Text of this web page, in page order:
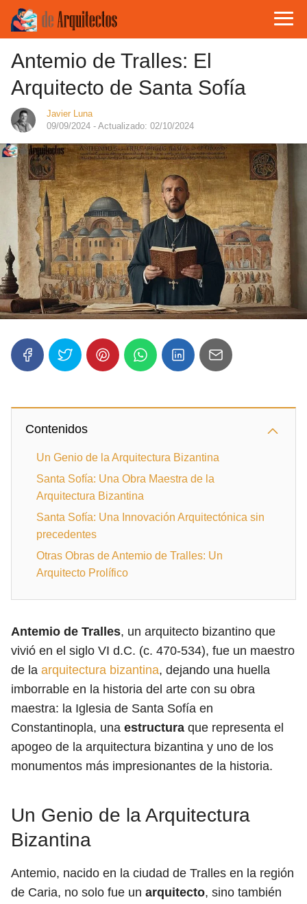
Antemio de Tralles: El
Arquitecto de Santa Sofía
Javier Luna
09/09/2024 - Actualizado: 02/10/2024
Contenidos
Un Genio de la Arquitectura Bizantina
Santa Sofía: Una Obra Maestra de la
Arquitectura Bizantina
Santa Sofía: Una Innovación Arquitectónica sin
precedentes
Otras Obras de Antemio de Tralles: Un
Arquitecto Prolífico
Antemio de Tralles, un arquitecto bizantino que
vivió en el siglo VI d.C. (c. 470-534), fue un maestro
de la arquitectura bizantina, dejando una huella
imborrable en la historia del arte con su obra
maestra: la Iglesia de Santa Sofía en
Constantinopla, una estructura que representa el
apogeo de la arquitectura bizantina y uno de los
monumentos más impresionantes de la historia.
Un Genio de la Arquitectura
Bizantina
Antemio, nacido en la ciudad de Tralles en la región
de Caria, no solo fue un arquitecto, sino también